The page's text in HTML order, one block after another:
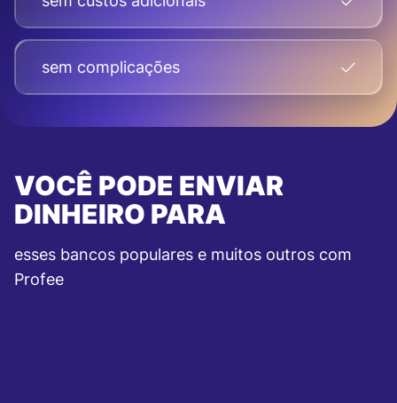
sem complicações
VOCÊ PODE ENVIAR
DINHEIRO PARA
esses bancos populares e muitos outros com
Profee